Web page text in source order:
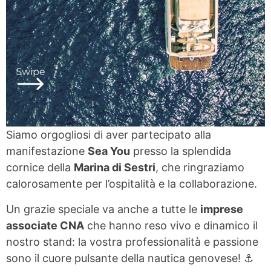
Siamo orgogliosi di aver partecipato alla
manifestazione Sea You presso la splendida
cornice della Marina di Sestri, che ringraziamo
calorosamente per l’ospitalità e la collaborazione.
Un grazie speciale va anche a tutte le imprese
associate CNA che hanno reso vivo e dinamico il
nostro stand: la vostra professionalità e passione
sono il cuore pulsante della nautica genovese! ⚓